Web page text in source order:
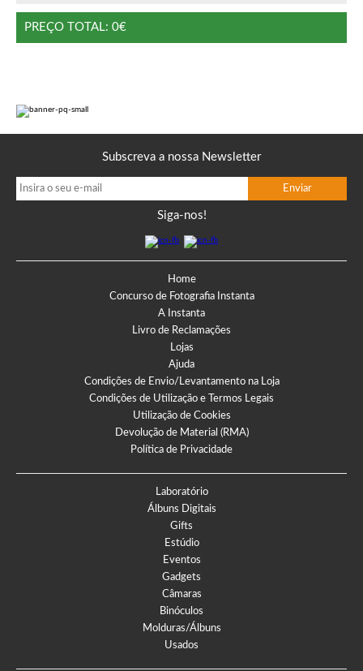
PREÇO TOTAL: 0€
Subscreva a nossa Newsletter
Siga-nos!
Home
Concurso de Fotografia Instanta
A Instanta
Livro de Reclamações
Lojas
Ajuda
Condições de Envio/Levantamento na Loja
Condições de Utilização e Termos Legais
Utilização de Cookies
Devolução de Material (RMA)
Política de Privacidade
Laboratório
Álbuns Digitais
Gifts
Estúdio
Eventos
Gadgets
Câmaras
Binóculos
Molduras/Álbuns
Usados